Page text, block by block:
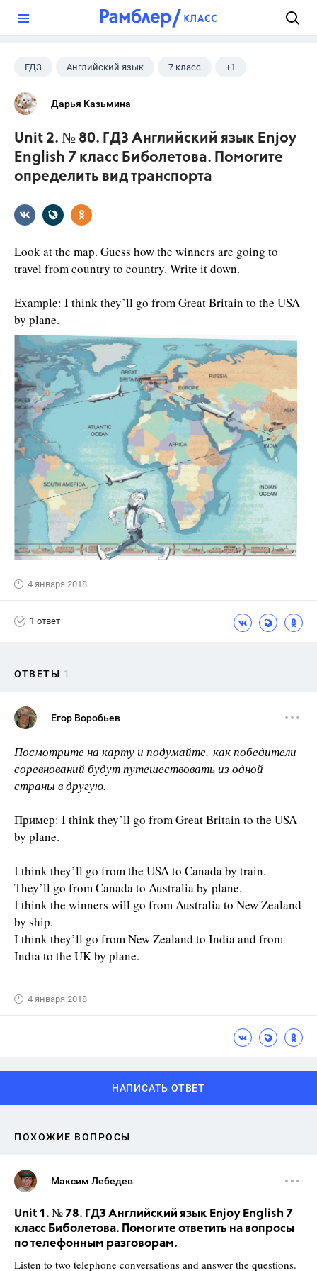
ГДЗ Английский язык 7 класс +1
Биболетова М. З.
Дарья Казьмина
Unit 2. № 80. ГДЗ Английский язык Enjoy
English 7 класс Биболетова. Помогите
определить вид транспорта
Look at the map. Guess how the winners are going to
travel from country to country. Write it down.
Example: I think they’ll go from Great Britain to the USA
by plane.
4 января 2018
1 ответ
ОТВЕТЫ 1
Егор Воробьев
Посмотрите на карту и подумайте, как победители
соревнований будут путешествовать из одной
страны в другую.
Пример: I think they’ll go from Great Britain to the USA
by plane.
I think they’ll go from the USA to Canada by train.
They’ll go from Canada to Australia by plane.
I think the winners will go from Australia to New Zealand
by ship.
I think they’ll go from New Zealand to India and from
India to the UK by plane.
4 января 2018
НАПИСАТЬ ОТВЕТ
ПОХОЖИЕ ВОПРОСЫ
Максим Лебедев
Unit 1. № 78. ГДЗ Английский язык Enjoy English 7
класс Биболетова. Помогите ответить на вопросы
по телефонным разговорам.
Listen to two telephone conversations and answer the questions.